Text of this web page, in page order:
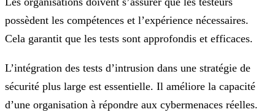
possèdent les compétences et l’expérience nécessaires.
Cela garantit que les tests sont approfondis et efficaces.
L’intégration des tests d’intrusion dans une stratégie de
sécurité plus large est essentielle. Il améliore la capacité
d’une organisation à répondre aux cybermenaces réelles.